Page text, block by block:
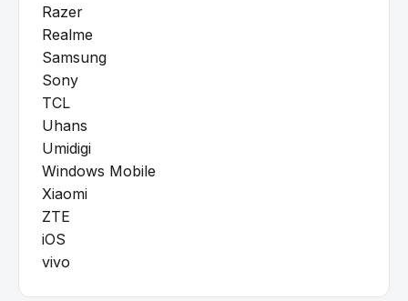
Razer
Realme
Samsung
Sony
TCL
Uhans
Umidigi
Windows Mobile
Xiaomi
ZTE
iOS
vivo